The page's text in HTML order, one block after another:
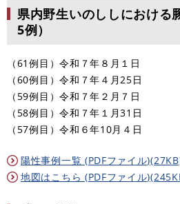
県内野生いのししにおける
5例）
（61例目）令和７年８月１日
（60例目）令和７年４月25日
（59例目）令和７年２月７日
（58例目）令和７年１月31日
（57例目）令和６年10月４日
陽性事例一覧 (PDFファイル
地図はこちら (PDFファイル